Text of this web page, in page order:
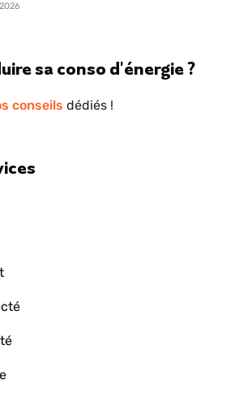
sa conso d'énergie ?
conseils dédiés !